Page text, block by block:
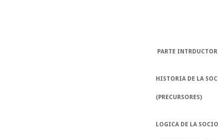
PARTE
HISTORIA DE LA
(PRECURSORES)
LOGICA DE LA